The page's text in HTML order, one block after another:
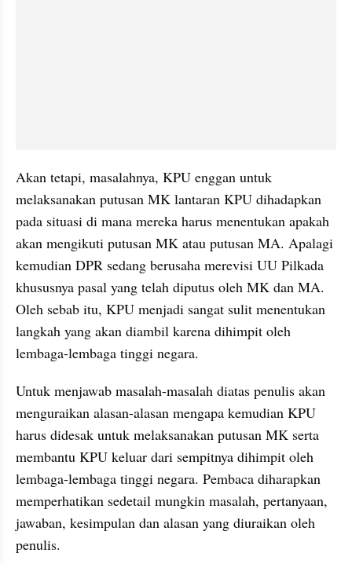
Akan tetapi, masalahnya, KPU enggan untuk
melaksanakan putusan MK lantaran KPU dihadapkan
pada situasi di mana mereka harus menentukan apakah
akan mengikuti putusan MK atau putusan MA. Apalagi
kemudian DPR sedang berusaha merevisi UU Pilkada
khususnya pasal yang telah diputus oleh MK dan MA.
Oleh sebab itu, KPU menjadi sangat sulit menentukan
langkah yang akan diambil karena dihimpit oleh
lembaga-lembaga tinggi negara.
Untuk menjawab masalah-masalah diatas penulis akan
menguraikan alasan-alasan mengapa kemudian KPU
harus didesak untuk melaksanakan putusan MK serta
membantu KPU keluar dari sempitnya dihimpit oleh
lembaga-lembaga tinggi negara. Pembaca diharapkan
memperhatikan sedetail mungkin masalah, pertanyaan,
jawaban, kesimpulan dan alasan yang diuraikan oleh
penulis.